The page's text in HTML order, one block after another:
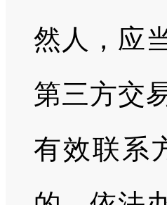
然人，应
第三方交
有效联系